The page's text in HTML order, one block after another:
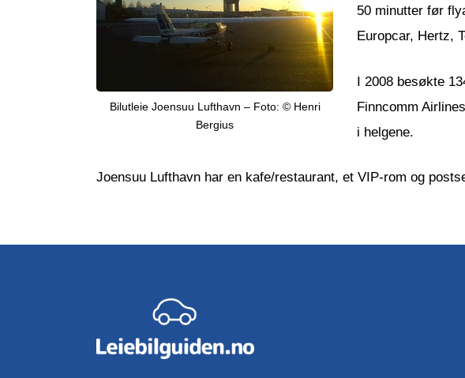
Bilutleie Joensuu Lufthavn – Foto: © Henri
Bergius
50 minutter før
Europcar, Hertz,
I 2008 besøkte
Finncomm
i helgene.
Joensuu Lufthavn har en kafe/restaurant, et VIP-rom og